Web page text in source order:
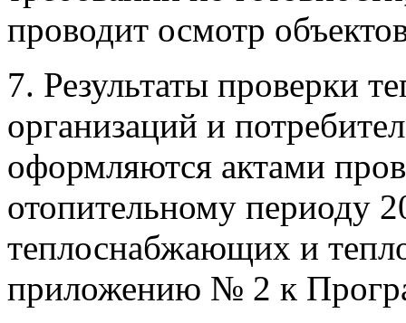
проводит осмотр
7. Результаты проверки
организаций и
оформляются актами
отопительному периоду
теплоснабжающих и
приложению № 2 к